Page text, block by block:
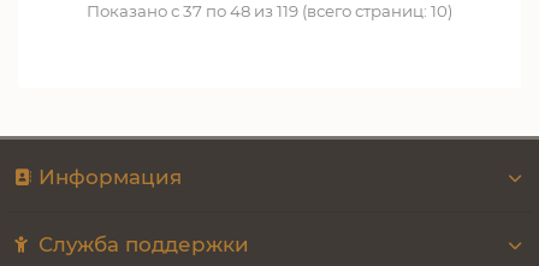
Показано с 37 по 48 из 119 (всего страниц: 10)
Информация
Служба поддержки